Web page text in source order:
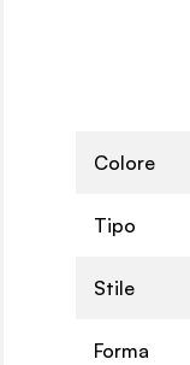
Colore
Tipo
Stile
Forma